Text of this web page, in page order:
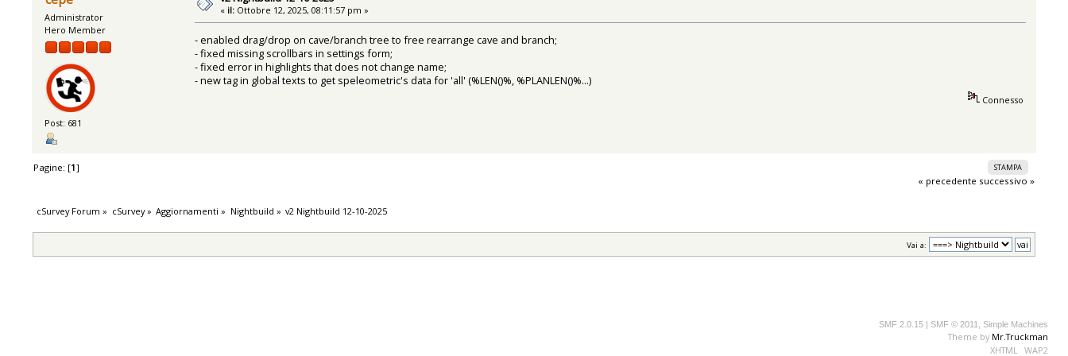
Administrator
Hero Member
Post: 681
« il: Ottobre 12, 2025, 08:11:57 pm »
- enabled drag/drop on cave/branch tree to free rearrange cave and branch;
- fixed missing scrollbars in settings form;
- fixed error in highlights that does not change name;
- new tag in global texts to get speleometric's data for 'all' (%LEN()%, %PLANLEN()%...)
Connesso
STAMPA
Pagine: [1]
« precedente successivo »
cSurvey Forum » cSurvey» Aggiornamenti » Nightbuild » v2 Nightbuild 12-10-2025
Vai a:
SMF 2.0.15 SMF © 2011 Simple Machines
Theme by Mr.Truckman
XHTML WAP2